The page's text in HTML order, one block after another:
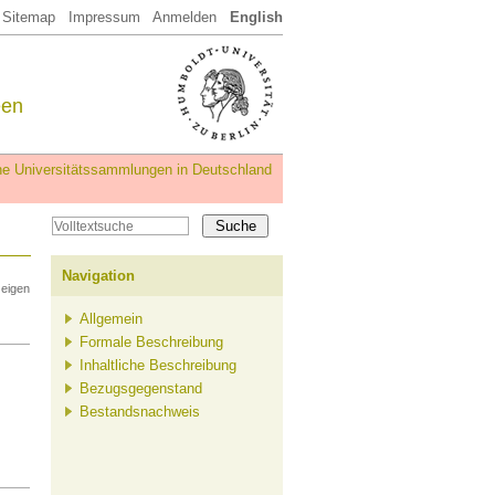
Sitemap Impressum Anmelden English
Universitätssammlungen in Deutschland
Navigation
Allgemein
Formale Beschreibung
Inhaltliche Beschreibung
Bezugsgegenstand
Bestandsnachweis